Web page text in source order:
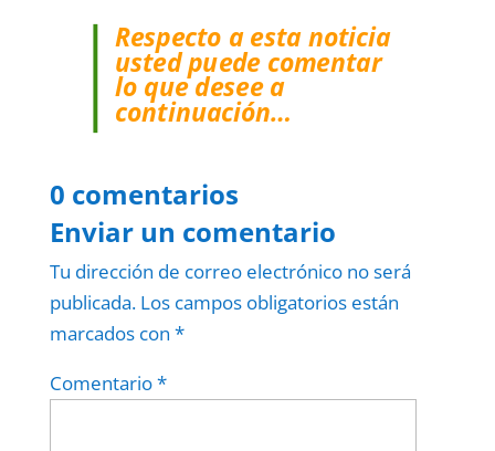
Respecto a esta noticia
usted puede comentar
lo que desee a
continuación…
0 comentarios
Enviar un comentario
Tu dirección de correo electrónico no será
publicada. Los campos obligatorios están
marcados con *
Comentario*